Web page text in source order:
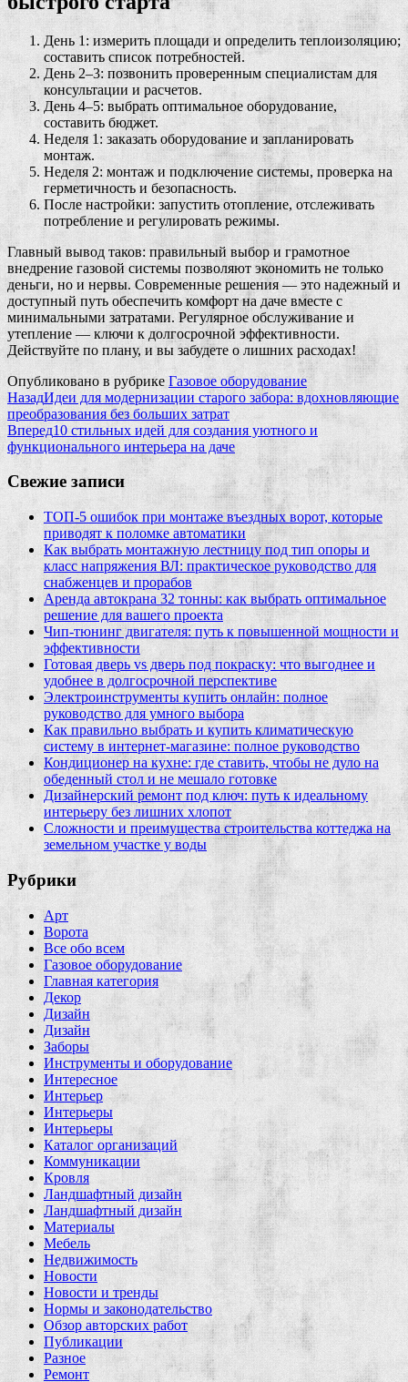
День 1: измерить площади и определить теплоизоляцию;
составить список потребностей.
День 2–3: позвонить проверенным специалистам для
консультации и расчетов.
День 4–5: выбрать оптимальное оборудование,
составить бюджет.
Неделя 1: заказать оборудование и запланировать
монтаж.
Неделя 2: монтаж и подключение системы, проверка на
герметичность и безопасность.
После настройки: запустить отопление, отслеживать
потребление и регулировать режимы.
Главный вывод таков: правильный выбор и грамотное
внедрение газовой системы позволяют экономить не только
деньги, но и нервы. Современные решения — это надежный и
доступный путь обеспечить комфорт на даче вместе с
минимальными затратами. Регулярное обслуживание и
утепление — ключи к долгосрочной эффективности.
Действуйте по плану, и вы забудете о лишних расходах!
Опубликовано в рубрике Газовое оборудование
НазадИдеи для модернизации старого забора: вдохновляющие
преобразования без больших затрат
Вперед10 стильных идей для создания уютного и
функционального интерьера на даче
Свежие записи
ТОП-5 ошибок при монтаже въездных ворот, которые
приводят к поломке автоматики
Как выбрать монтажную лестницу под тип опоры и
класс напряжения ВЛ: практическое руководство для
снабженцев и прорабов
Аренда автокрана 32 тонны: как выбрать оптимальное
решение для вашего проекта
Чип‑тюнинг двигателя: путь к повышенной мощности и
эффективности
Готовая дверь vs дверь под покраску: что выгоднее и
удобнее в долгосрочной перспективе
Электроинструменты купить онлайн: полное
руководство для умного выбора
Как правильно выбрать и купить климатическую
систему в интернет‑магазине: полное руководство
Кондиционер на кухне: где ставить, чтобы не дуло на
обеденный стол и не мешало готовке
Дизайнерский ремонт под ключ: путь к идеальному
интерьеру без лишних хлопот
Сложности и преимущества строительства коттеджа на
земельном участке у воды
Рубрики
Арт
Ворота
Все обо всем
Газовое оборудование
Главная категория
Декор
Дизайн
Дизайн
Заборы
Инструменты и оборудование
Интересное
Интерьер
Интерьеры
Интерьеры
Каталог организаций
Коммуникации
Кровля
Ландшафтный дизайн
Ландшафтный дизайн
Материалы
Мебель
Недвижимость
Новости
Новости и тренды
Нормы и законодательство
Обзор авторских работ
Публикации
Разное
Ремонт